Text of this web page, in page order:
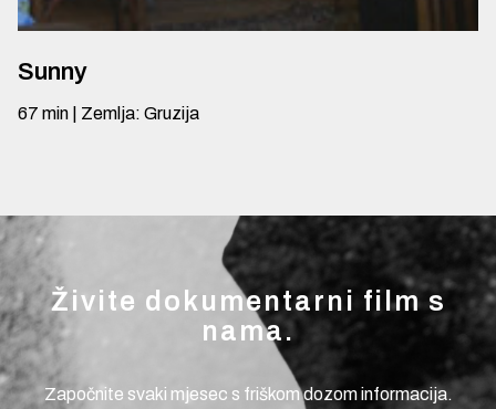
Sunny
67 min Zemlja: Gruzija
Živite dokumentarni film s
nama.
Započnite svaki mjesec s friškom dozom informacija.